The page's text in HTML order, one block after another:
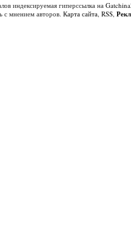
индексируемая гиперссылка на
с мнением авторов. Карта сайта, RSS,